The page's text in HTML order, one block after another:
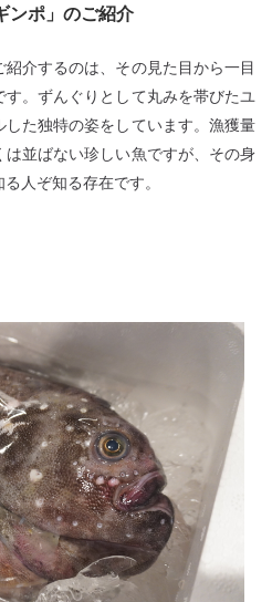
ンポ」のご紹介
介するのは、その見た目から一目
。ずんぐりとして丸みを帯びたユ
た独特の姿をしています。漁獲量
並ばない珍しい魚ですが、その身
人ぞ知る存在です。